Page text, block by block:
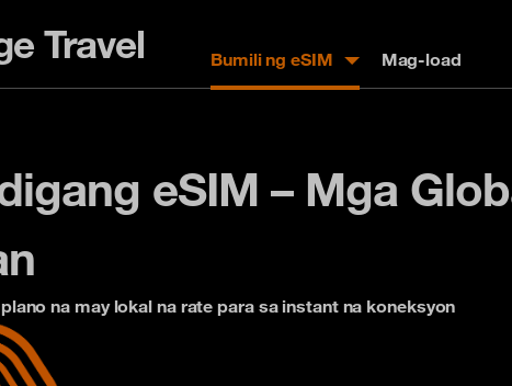
Travel Bumili ng eSIM Mag-load
eSIM – Mga
na may lokal na rate para sa instant na koneksyon